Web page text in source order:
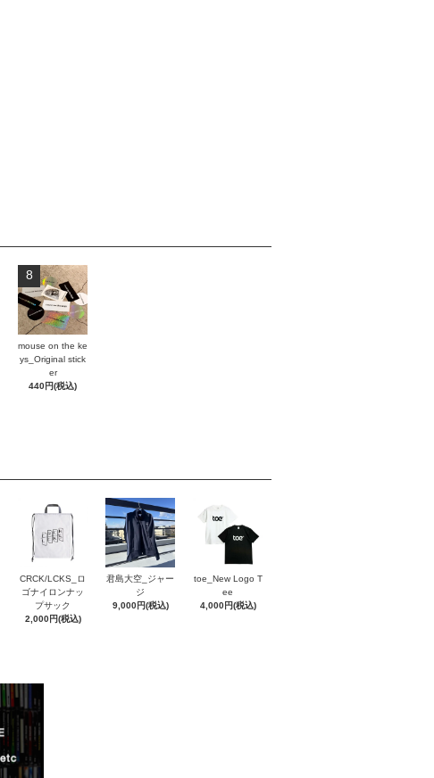
8
mouse on the ke
ys_Original stick
er
440円(税込)
CRCK/LCKS_ロ
ゴナイロンナッ
プサック
2,000円(税込)
君島大空_ジャー
ジ
9,000円(税込)
toe_New Logo T
ee
4,000円(税込)